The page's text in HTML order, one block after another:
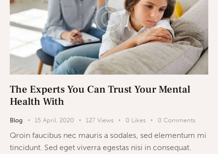
The Experts You Can Trust Your Mental
Health With
Blog 15 April, 2020 127 Views 0 Likes 0 Comments
Qroin faucibus nec mauris a sodales, sed elementum mi
tincidunt. Sed eget viverra egestas nisi in consequat.